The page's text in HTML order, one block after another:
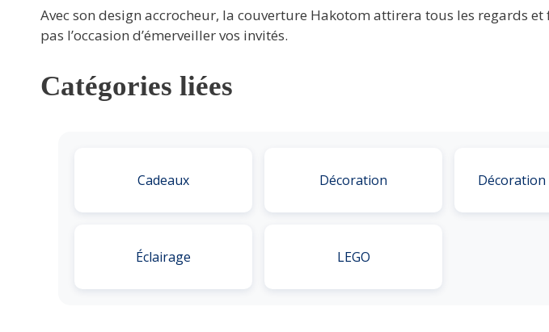
Avec son design accrocheur, la couverture Hakotom attirera tous les regards
pas l’occasion d’émerveiller vos invités.
Catégories liées
Cadeaux Décoration
Éclairage LEGO